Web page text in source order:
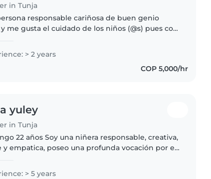
in Tunja
responsable cariñosa de buen genio
me gusta el cuidado de los niños (@s) pues con
> 2 years
COP 5,000/hr
yuley
in Tunja
22 años Soy una niñera responsable, creativa,
y empatica, poseo una profunda vocación por el
> 5 years